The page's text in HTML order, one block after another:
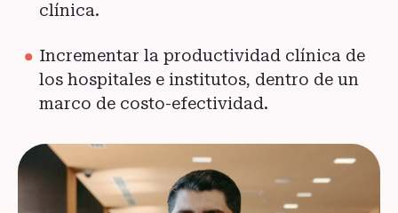
clínica.
Incrementar la productividad clínica de
los hospitales e institutos, dentro de un
marco de costo-efectividad.